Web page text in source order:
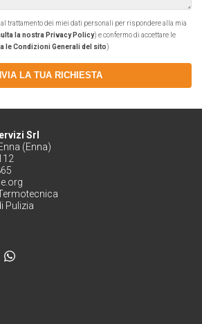
trattamento dei miei dati personali per rispondere alla mia
la nostra Privacy Policy) e confermo di accettare le
le Condizioni Generali del sito)
LA TUA RICHIESTA
Srl
(Enna)
Pulizia